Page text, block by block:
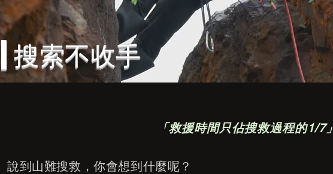
|搜索不收手
「救援時間只佔搜救過程的1/7」
說到山難搜救，你會想到什麼呢？